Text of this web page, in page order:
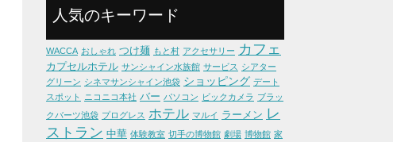
人気のキーワード
WACCA おしゃれ つけ麺 もと村 アクセサリー カフェ
カプセルホテル サンシャイン水族館 サービス シアター
グリーン シネマサンシャイン池袋 ショッピング デート
スポット
ニコニコ本社 バー パソコン ビックカメラ ブラッ
クバーツ池袋 プログレス ホテル マルイ ラーメン レ
ストラン 中華 体験教室 切手の博物館 劇場 博物館 家